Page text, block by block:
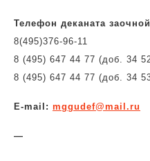
Телефон деканата
8(495)376-96-11
8 (495) 647 44 77 (доб. 34
8 (495) 647 44 77 (доб. 34
E-mail: mggudef@mail.ru
—